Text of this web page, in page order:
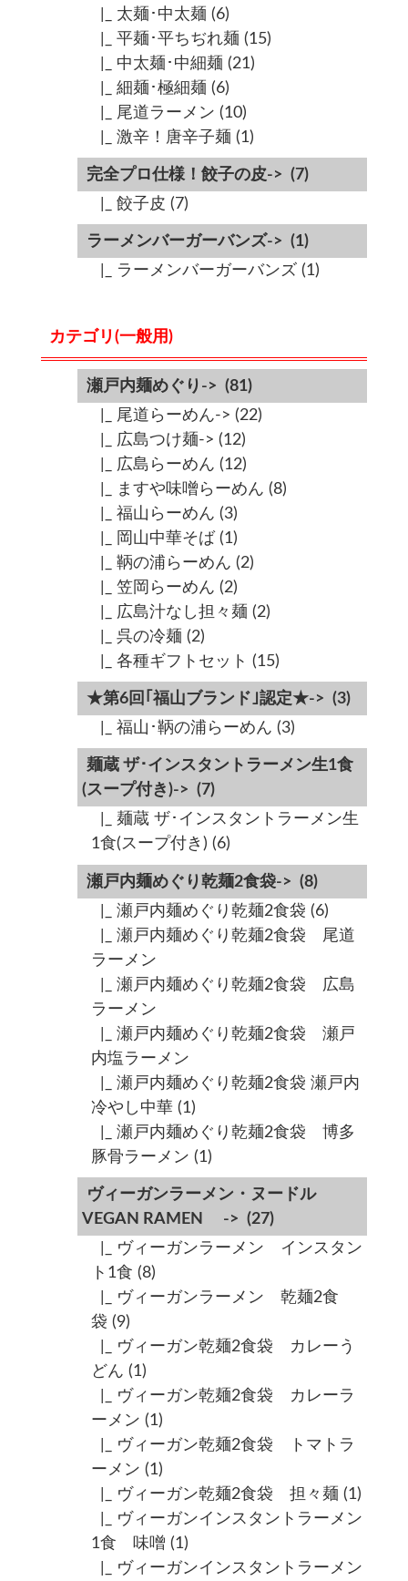
|_ 太麺･中太麺 (6)
|_ 平麺･平ちぢれ麺 (15)
|_ 中太麺･中細麺 (21)
|_ 細麺･極細麺 (6)
|_ 尾道ラーメン (10)
|_ 激辛！唐辛子麺 (1)
完全プロ仕様！餃子の皮-> (7)
|_ 餃子皮 (7)
ラーメンバーガーバンズ-> (1)
|_ ラーメンバーガーバンズ(1)
カテゴリ(一般用)
瀬戸内麺めぐり-> (81)
|_ 尾道らーめん-> (22)
|_ 広島つけ麺-> (12)
|_ 広島らーめん (12)
|_ ますや味噌らーめん (8)
|_ 福山らーめん (3)
|_ 岡山中華そば(1)
|_ 鞆の浦らーめん (2)
|_ 笠岡らーめん (2)
|_ 広島汁なし担々麺 (2)
|_ 呉の冷麺 (2)
|_ 各種ギフトセット (15)
★第6回｢福山ブランド｣認定★-> (3)
|_ 福山･鞆の浦らーめん (3)
麺蔵 ザ･インスタントラーメン生1食
(スープ付き)-> (7)
|_ 麺蔵 ザ･インスタントラーメン生
1食(スープ付き) (6)
瀬戸内麺めぐり乾麺2食袋-> (8)
|_ 瀬戸内麺めぐり乾麺2食袋 (6)
|_ 瀬戸内麺めぐり乾麺2食袋 尾道
ラーメン
|_ 瀬戸内麺めぐり乾麺2食袋 広島
ラーメン
|_ 瀬戸内麺めぐり乾麺2食袋 瀬戸
内塩ラーメン
|_ 瀬戸内麺めぐり乾麺2食袋 瀬戸内
冷やし中華(1)
|_ 瀬戸内麺めぐり乾麺2食袋 博多
豚骨ラーメン (1)
ヴィーガンラーメン・ヌードル
VEGAN RAMEN -> (27)
|_ ヴィーガンラーメン インスタン
ト1食 (8)
|_ ヴィーガンラーメン 乾麺2食
袋 (9)
|_ ヴィーガン乾麺2食袋 カレーう
どん (1)
|_ ヴィーガン乾麺2食袋 カレーラ
ーメン (1)
|_ ヴィーガン乾麺2食袋 トマトラ
ーメン (1)
|_ ヴィーガン乾麺2食袋 担々麺 (1)
|_ ヴィーガンインスタントラーメン
1食 味噌 (1)
|_ ヴィーガンインスタントラーメン